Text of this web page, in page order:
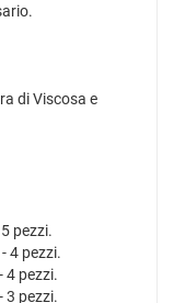
di Viscosa e
pezzi.
4 pezzi.
4 pezzi.
3 pezzi.